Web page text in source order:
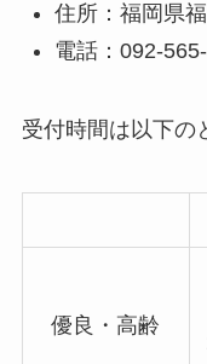
住所：福岡県
電話：092-
受付時間は以下の
優良・高齢